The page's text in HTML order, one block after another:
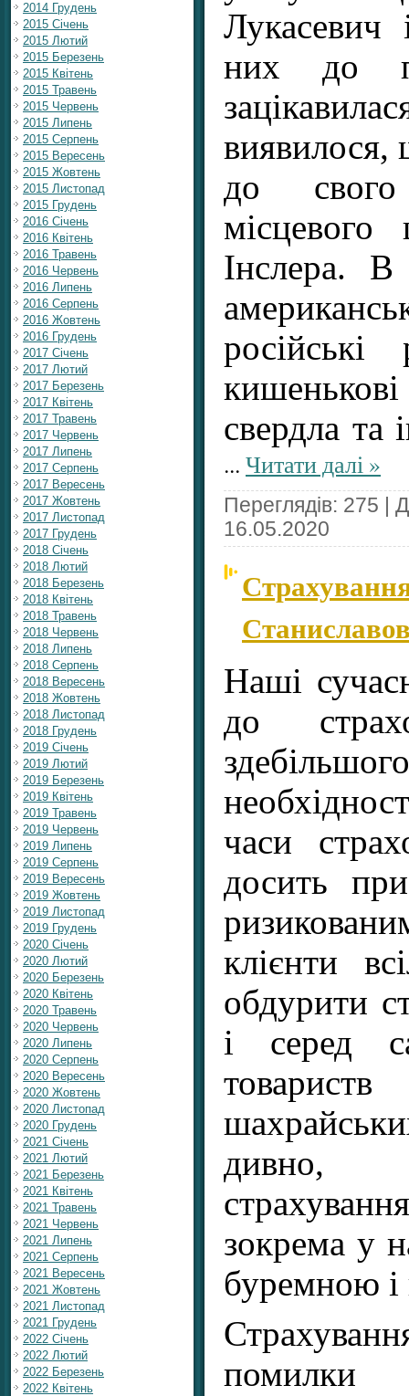
2014 Грудень
2015 Січень
2015 Лютий
2015 Березень
2015 Квітень
2015 Травень
2015 Червень
2015 Липень
2015 Серпень
2015 Вересень
2015 Жовтень
2015 Листопад
2015 Грудень
2016 Січень
2016 Квітень
2016 Травень
2016 Червень
2016 Липень
2016 Серпень
2016 Жовтень
2016 Грудень
2017 Січень
2017 Лютий
2017 Березень
2017 Квітень
2017 Травень
2017 Червень
2017 Липень
2017 Серпень
2017 Вересень
2017 Жовтень
2017 Листопад
2017 Грудень
2018 Січень
2018 Лютий
2018 Березень
2018 Квітень
2018 Травень
2018 Червень
2018 Липень
2018 Серпень
2018 Вересень
2018 Жовтень
2018 Листопад
2018 Грудень
2019 Січень
2019 Лютий
2019 Березень
2019 Квітень
2019 Травень
2019 Червень
2019 Липень
2019 Серпень
2019 Вересень
2019 Жовтень
2019 Листопад
2019 Грудень
2020 Січень
2020 Лютий
2020 Березень
2020 Квітень
2020 Травень
2020 Червень
2020 Липень
2020 Серпень
2020 Вересень
2020 Жовтень
2020 Листопад
2020 Грудень
2021 Січень
2021 Лютий
2021 Березень
2021 Квітень
2021 Травень
2021 Червень
2021 Липень
2021 Серпень
2021 Вересень
2021 Жовтень
2021 Листопад
2021 Грудень
2022 Січень
2022 Лютий
2022 Березень
2022 Квітень
Лукасевич
них до
виявилося,
до
Інслера.
свердла та
... Читати далі »
Переглядів: 275 |
16.05.2020
Наші
до
часи
досить
клієнти
обдурити
і серед
дивно,
зокрема у
буремною
помилки